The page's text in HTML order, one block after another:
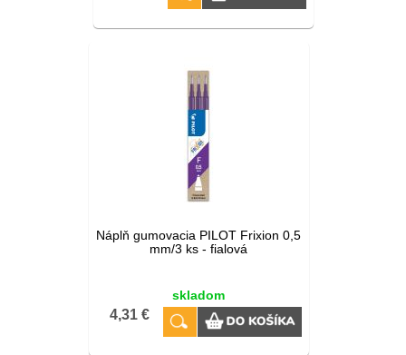
Náplň gumovacia PILOT Frixion 0,5
mm/3 ks - fialová
skladom
4,31 €